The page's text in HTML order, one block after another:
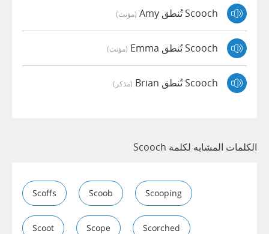
Scooch تُنطق Amy (مؤنث)
Scooch تُنطق Emma (مؤنث)
Scooch تُنطق Brian (مذكر)
الكلمات المشابه لكلمة Scooch
Scoffs Scoob Scooping
Scoot Scope Scorched